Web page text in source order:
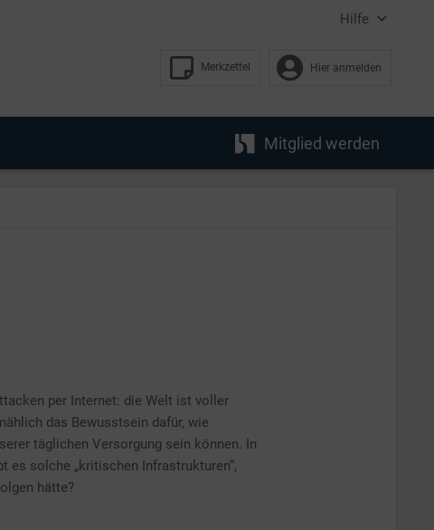
Hilfe
Merkzettel Hier anmelden
Mitglied werden
per Internet: die Welt ist voller
das Bewusstsein dafür, wie
täglichen Versorgung sein können. In
es solche „kritischen Infrastrukturen“,
hätte?